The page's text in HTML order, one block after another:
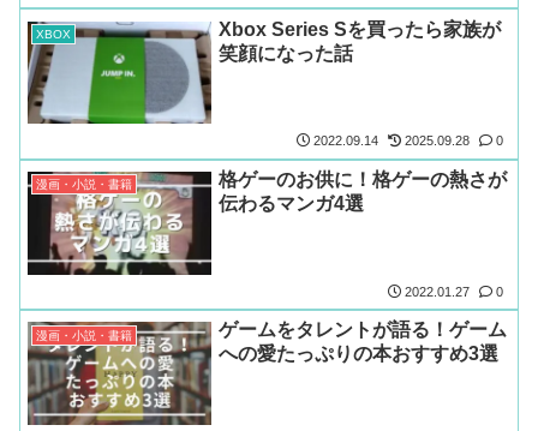
XBOX
Xbox Series Sを買ったら家族が
笑顔になった話
2022.09.14 2025.09.28 0
漫画・小説・書籍
格ゲーのお供に！格ゲーの熱さが
伝わるマンガ4選
2022.01.27 0
漫画・小説・書籍
ゲームをタレントが語る！ゲーム
への愛たっぷりの本おすすめ3選